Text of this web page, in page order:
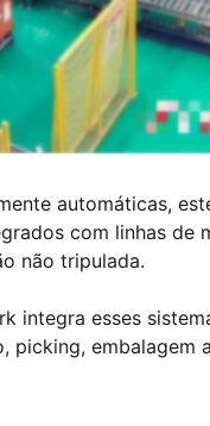
automáticas,
com linhas de
não tripulada.
integra esses
picking, embalagem